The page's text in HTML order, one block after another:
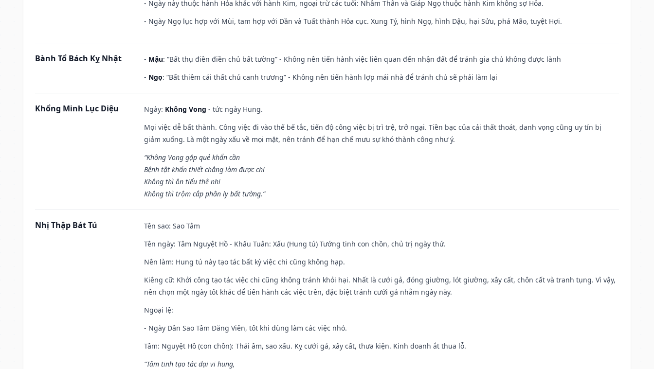
- Ngày này thuộc hành Hỏa khắc với hành Kim, ngoại trừ các tuổi: Nhâm Thân và Giáp Ngọ thuộc hành Kim không sợ Hỏa.
- Ngày Ngọ lục hợp với Mùi, tam hợp với Dần và Tuất thành Hỏa cục. Xung Tý, hình Ngọ, hình Dậu, hại Sửu, phá Mão, tuyệt Hợi.
Bành Tổ Bách Kỵ Nhật - Mậu: “Bất thụ điền điền chủ bất tường” - Không nên tiến hành việc liên quan đến nhận đất để tránh gia chủ không được lành
- Ngọ: “Bất thiêm cái thất chủ canh trương” - Không nên tiến hành lợp mái nhà để tránh chủ sẽ phải làm lại
Khổng Minh Lục Diệu Ngày: Không Vong - tức ngày Hung.
Mọi việc dễ bất thành. Công việc đi vào thế bế tắc, tiến độ công việc bị trì trệ, trở ngại. Tiền bạc của cải thất thoát, danh vọng cũng uy tín bị
giảm xuống. Là một ngày xấu về mọi mặt, nên tránh để hạn chế mưu sự khó thành công như ý.
“Không Vong gặp quẻ khẩn cần
Bệnh tật khẩn thiết chẳng làm được chi
Không thì ôn tiểu thê nhi
Không thì trộm cắp phân ly bất tường.”
Nhị Thập Bát Tú Tên sao: Sao Tâm
Tên ngày: Tâm Nguyệt Hồ - Khấu Tuân: Xấu (Hung tú) Tướng tinh con chồn, chủ trị ngày thứ.
Nên làm: Hung tú này tạo tác bất kỳ việc chi cũng không hạp.
Kiêng cữ: Khởi công tạo tác việc chi cũng không tránh khỏi hại. Nhất là cưới gả, đóng giường, lót giường, xây cất, chôn cất và tranh tụng. Vì vậy,
nên chọn một ngày tốt khác để tiến hành các việc trên, đặc biệt tránh cưới gả nhằm ngày này.
Ngoại lệ:
- Ngày Dần Sao Tâm Đăng Viên, tốt khi dùng làm các việc nhỏ.
Tâm: Nguyệt Hồ (con chồn): Thái âm, sao xấu. Kỵ cưới gả, xây cất, thưa kiện. Kinh doanh ắt thua lỗ.
“Tâm tinh tạo tác đại vi hung,